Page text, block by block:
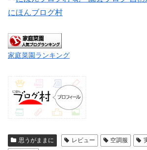
にほんブログ村
家庭菜園ランキング
思うがままに レビュー 空調服